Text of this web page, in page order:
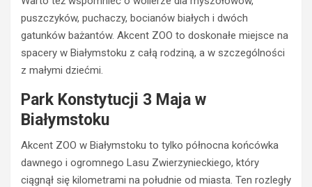
puszczyków, puchaczy, bocianów białych i dwóch
gatunków bażantów. Akcent ZOO to doskonałe miejsce na
spacery w Białymstoku z całą rodziną, a w szczególności
z małymi dziećmi.
Park Konstytucji 3 Maja w
Białymstoku
Akcent ZOO w Białymstoku to tylko północna końcówka
dawnego i ogromnego Lasu Zwierzynieckiego, który
ciągnął się kilometrami na południe od miasta. Ten rozległy